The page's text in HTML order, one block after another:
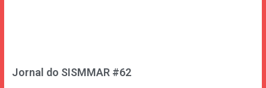
Jornal do SISMMAR #62